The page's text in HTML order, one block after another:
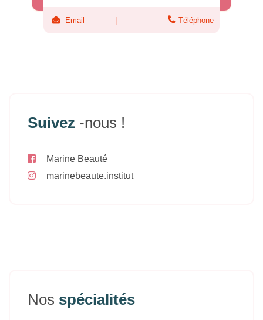
Email Téléphone
Suivez -nous !
Marine Beauté
marinebeaute.institut
Nos spécialités